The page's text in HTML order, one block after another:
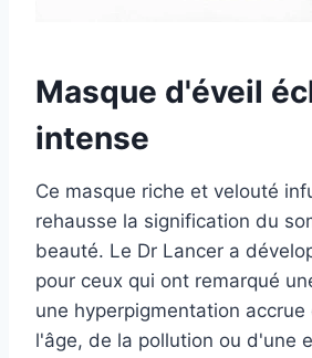
Masque d'éveil
intense
Ce masque riche et velouté
rehausse la signification du
beauté. Le Dr Lancer a
pour ceux qui ont remarqué
une hyperpigmentation accrue
l'âge, de la pollution ou d'une